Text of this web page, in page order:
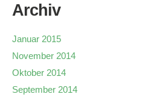
Archiv
Januar 2015
November 2014
Oktober 2014
September 2014